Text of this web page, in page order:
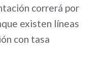
correrá por
existen líneas
con tasa